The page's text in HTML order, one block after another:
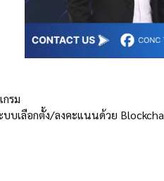
รม
บเลือกตั้ง/ลงคะแนนด้วย